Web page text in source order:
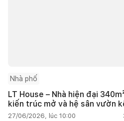
Nhà phố
LT House – Nhà hiện đại
kiến trúc mở và hệ sân vườn
27/06/2026, lúc 10:00